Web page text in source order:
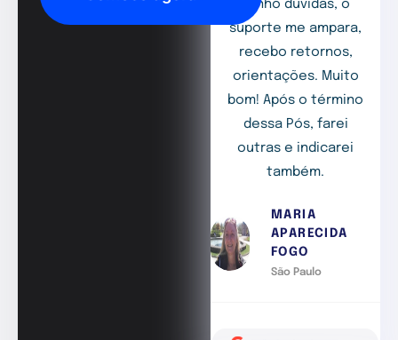
tenho dúvidas, o
suporte me ampara,
recebo retornos,
orientações. Muito
bom! Após o término
dessa Pós, farei
outras e indicarei
também.
MARIA
APARECIDA
FOGO
São Paulo